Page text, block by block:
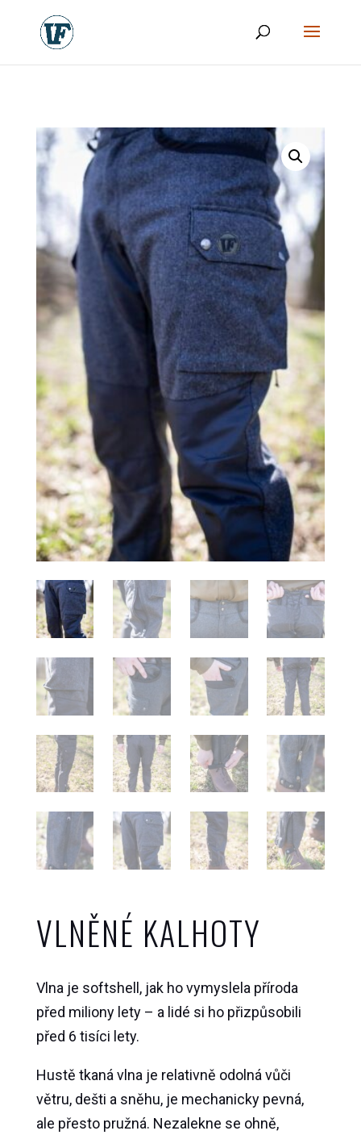
VLNĚNÉ KALHOTY
Vlna je softshell, jak ho vymyslela příroda
před miliony lety – a lidé si ho přizpůsobili
před 6 tisíci lety.
Hustě tkaná vlna je relativně odolná vůči
větru, dešti a sněhu, je mechanicky pevná,
ale přesto pružná. Nezalekne se ohně,